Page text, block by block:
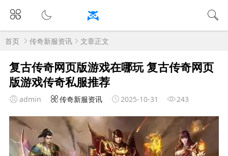
首页 传奇新服资讯 文章正文
复古传奇网页版游戏在哪玩 复古传奇网页
版游戏传奇私服推荐
admin 传奇新服资讯 2025-10-31 243